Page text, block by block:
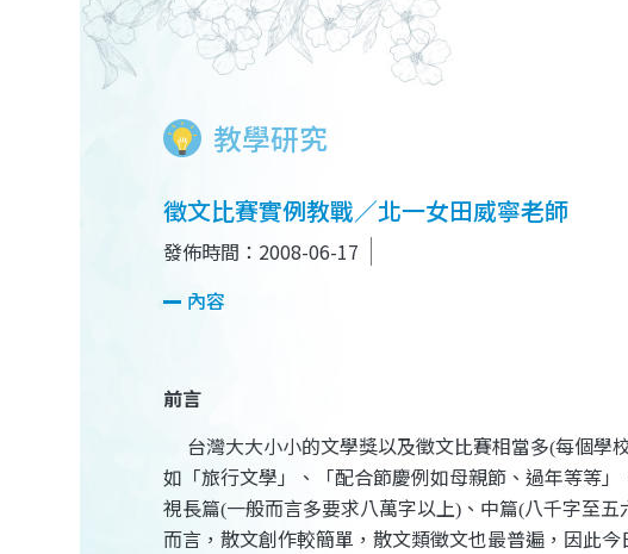
教學研究
徵文比賽實例教戰／北一女田威寧老師
發佈時間：2008-06-17
內容
前言
台灣大大小小的文學獎以及徵文比賽相當多(每個學
如「旅行文學」、「配合節慶例如母親節、過年等等
視長篇(一般而言多要求八萬字以上) 、中篇(八千字至五
而言，散文創作較簡單，散文類徵文也最普遍，因此